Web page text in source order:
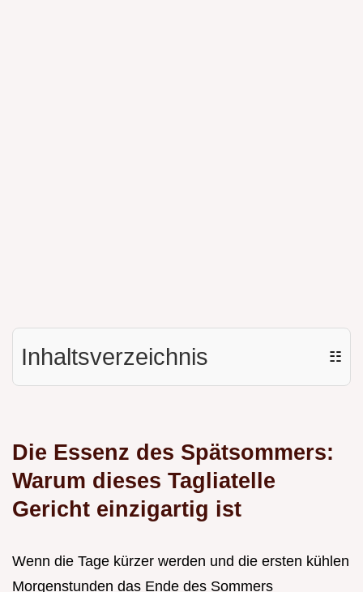
Inhaltsverzeichnis ☷
Die Essenz des Spätsommers:
Warum dieses Tagliatelle
Gericht einzigartig ist
Wenn die Tage kürzer werden und die ersten kühlen
Morgenstunden das Ende des Sommers